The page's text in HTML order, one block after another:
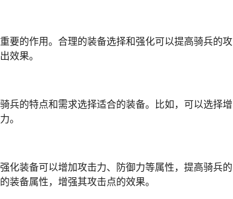
要的作用。合理的装备选择和强化可以提高骑兵的攻
效果。
兵的特点和需求选择适合的装备。比如，可以选择增
。
化装备可以增加攻击力、防御力等属性，提高骑兵的
装备属性，增强其攻击点的效果。